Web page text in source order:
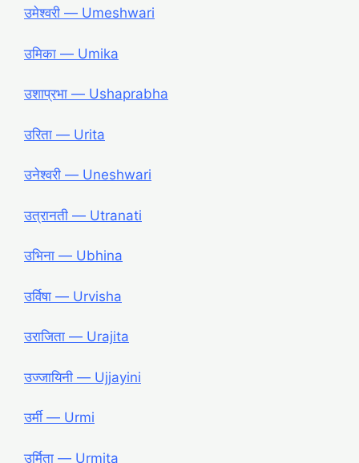
उमेश्वरी ― Umeshwari
उमिका ― Umika
उशाप्रभा ― Ushaprabha
उरिता ― Urita
उनेश्वरी ― Uneshwari
उत्रानती ― Utranati
उभिना ― Ubhina
उर्विषा ― Urvisha
उराजिता ― Urajita
उज्जायिनी ― Ujjayini
उर्मी ― Urmi
उर्मिता ― Urmita